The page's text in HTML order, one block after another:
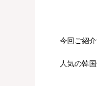
今回ご紹
人気の韓